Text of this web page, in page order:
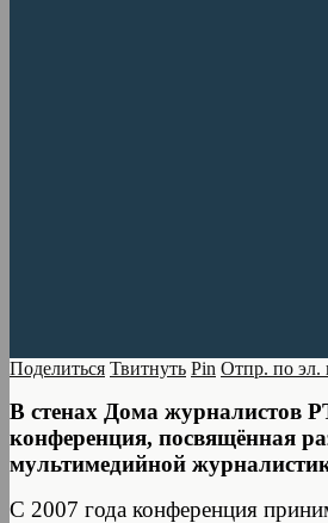
Поделиться Твитнуть Pin Отпр. по эл.
В стенах Дома журналистов
конференция, посвящённая
мультимедийной
С 2007 года конференция